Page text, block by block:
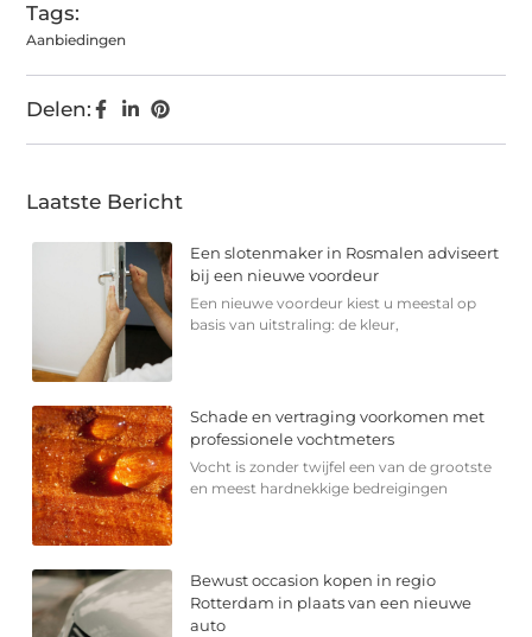
Tags:
Aanbiedingen
Delen:
Laatste Bericht
Een slotenmaker in Rosmalen adviseert
bij een nieuwe voordeur
Een nieuwe voordeur kiest u meestal op
basis van uitstraling: de kleur,
Schade en vertraging voorkomen met
professionele vochtmeters
Vocht is zonder twijfel een van de grootste
en meest hardnekkige bedreigingen
Bewust occasion kopen in regio
Rotterdam in plaats van een nieuwe
auto